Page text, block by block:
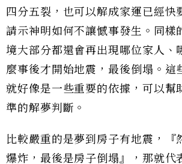
四分五裂，也可以解成家運已經快
請示神明如何不讓憾事發生。同樣
境大部分都還會再出現哪位家人、
麼事後才開始地震，最後倒塌。這
就好像是一些重要的依據，可以幫
準的解夢判斷。
比較嚴重的是夢到房子有地震，『
爆炸，最後是房子倒塌』，那就代